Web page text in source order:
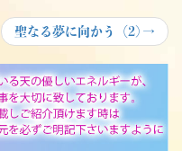
Next
post:
聖なる夢に向かう（2) →